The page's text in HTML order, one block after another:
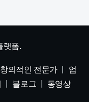
랫폼.
창의적인 전문가
업
블로그
동영상